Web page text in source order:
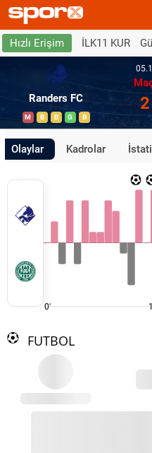
Hızlı Erişim İLK11 KUR
Randers FC
M B B G B
Olaylar Kadrolar
0'
FUTBOL